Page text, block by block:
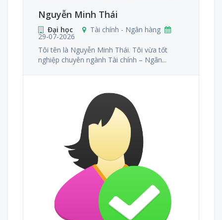
Nguyễn Minh Thái
Đại học Tài chính - Ngân hàng
29-07-2026
Tôi tên là Nguyễn Minh Thái. Tôi vừa tốt
nghiệp chuyên ngành Tài chính – Ngân...